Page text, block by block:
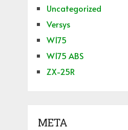
Uncategorized
Versys
W175
W175 ABS
ZX-25R
META